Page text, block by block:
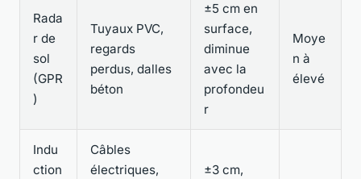
Rada
r de
sol
(GPR
)
Tuyaux PVC,
regards
perdus, dalles
béton
±5 cm en
surface,
diminue
avec la
profondeu
r
Moye
n à
élevé
Indu
ction
Câbles
électriques,
±3 cm,